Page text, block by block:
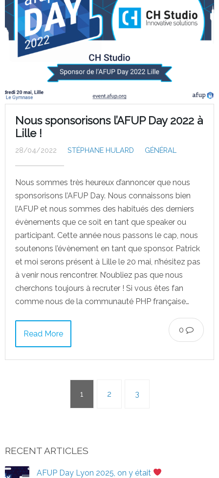
Nous sponsorisons l’AFUP Day 2022 à
Lille !
28/04/2022 STÉPHANE HULARD GÉNÉRAL
Nous sommes très heureux d’annoncer que nous
sponsorisons l’AFUP Day. Nous connaissons bien
l’AFUP et nous sommes des habitués des derniers
évènements que ce soit en tant que speaker ou
participant. Cette année nous passons le cap, nous
soutenons l’évènement en tant que sponsor. Patrick
et moi serons présent à Lille le 20 mai, n’hésitez pas
à venir nous rencontrer. N’oubliez pas que nous
cherchons toujours à recruter ! Si vous êtes fan
comme nous de la communauté PHP française…
0
Read More
1 2 3
RECENT ARTICLES
AFUP Day Lyon 2025, on y était